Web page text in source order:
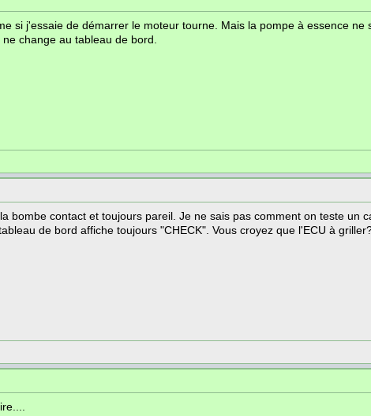
si j'essaie de démarrer le moteur tourne. Mais la pompe à essence
change au tableau de bord.
bombe contact et toujours pareil. Je ne sais pas comment on teste un
de bord affiche toujours "CHECK". Vous croyez que l'ECU à